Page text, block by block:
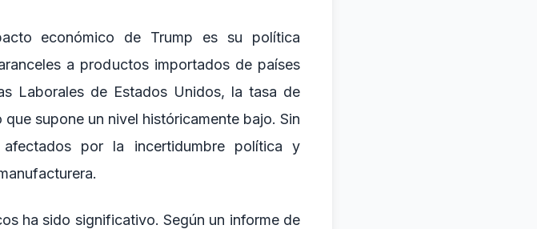
económico de Trump es su política
a productos importados de países
Laborales de Estados Unidos, la tasa de
supone un nivel históricamente bajo. Sin
por la incertidumbre política y
ha sido significativo. Según un informe de